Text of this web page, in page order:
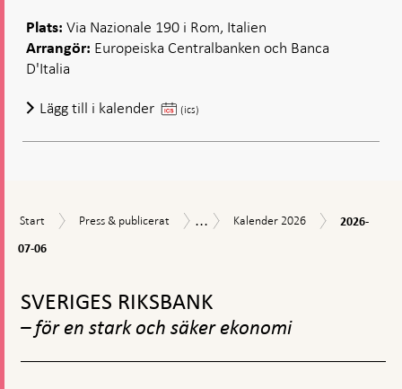
Plats: Via Nazionale 190 i Rom, Italien
Arrangör: Europeiska Centralbanken och Banca
D'Italia
Lägg till i kalender Seim:
ChaMP
(ics)
Start
Start
Press
Press & publicerat Kalender
...
Kalender
Kalender 2026
2026-
2026-
07-06
toppnavigation
SVERIGES RIKSBANK
– för en stark och säker ekonomi